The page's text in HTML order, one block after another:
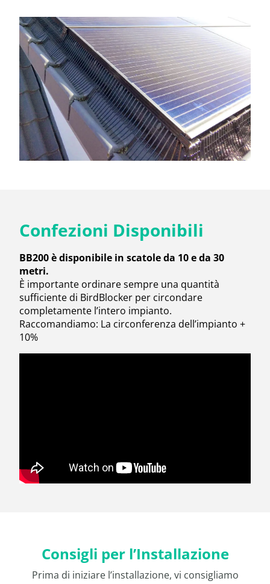
Confezioni Disponibili
BB200 è disponibile in scatole da 10 e da 30
metri.
È importante ordinare sempre una quantità
sufficiente di BirdBlocker per circondare
completamente l’intero impianto.
Raccomandiamo: La circonferenza dell’impianto +
10%
Consigli per l’Installazione
Prima di iniziare l’installazione, vi consigliamo